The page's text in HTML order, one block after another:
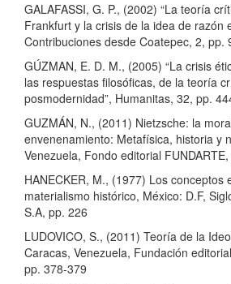
GALAFASSI, G. P., (2002) “La teoría
Frankfurt y la crisis de la idea de razón
Contribuciones desde Coatepec, 2, pp.
GÚZMAN, E. D. M., (2005) “La crisis
las respuestas filosóficas, de la teoría
posmodernidad”, Humanitas, 32, pp.
GUZMÁN, N., (2011) Nietzsche: la
envenenamiento: Metafísica, historia y
Venezuela, Fondo editorial
HANECKER, M., (1977) Los conceptos
materialismo histórico, México: D.F,
S.A, pp. 226
LUDOVICO, S., (2011) Teoría de la
Caracas, Venezuela, Fundación
pp. 378-379